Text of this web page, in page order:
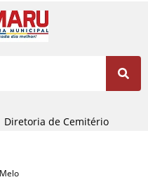
Aberta
Diretoria de Cemitério